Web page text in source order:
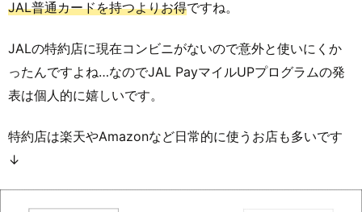
JAL普通カードを持つよりお得ですね。
JALの特約店に現在コンビニがないので意外と使いにくか
ったんですよね…なのでJAL PayマイルUPプログラムの発
表は個人的に嬉しいです。
特約店は楽天やAmazonなど日常的に使うお店も多いです
↓